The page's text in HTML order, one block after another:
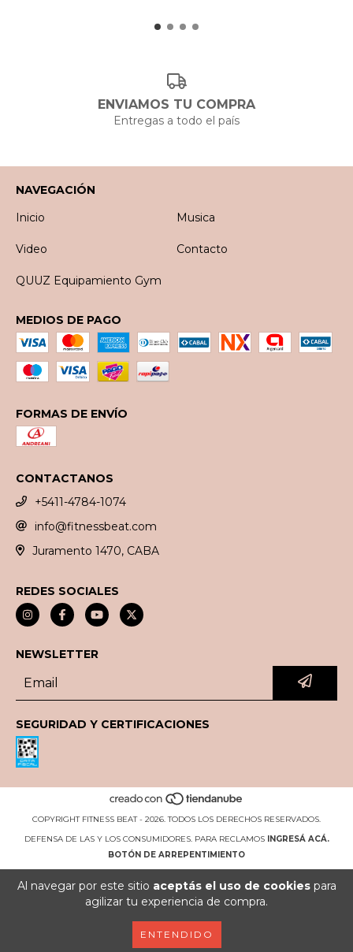
Al navegar por este sitio aceptás el uso de cookiespara
agilizar tu experiencia de compra.
ENTENDIDO
ENVIAMOS TU COMPRA
Entregas a todo el país
NAVEGACIÓN
Inicio
Musica
Video Contacto
QUUZ Equipamiento Gym
MEDIOS DE PAGO
FORMAS DE ENVÍO
CONTACTANOS
+5411-4784-1074
info@fitnessbeat.com
Juramento 1470, CABA
REDES SOCIALES
NEWSLETTER
SEGURIDAD Y CERTIFICACIONES
COPYRIGHT FITNESS BEAT - 2026. TODOS LOS DERECHOS RESERVADOS.
DEFENSA DE LAS Y LOS CONSUMIDORES. PARA RECLAMOS
INGRESÁ ACÁ.
BOTÓN DE ARREPENTIMIENTO